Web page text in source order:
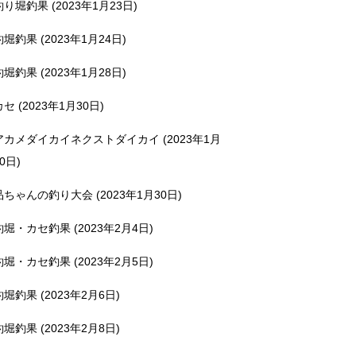
り堀釣果 (2023年1月23日)
堀釣果 (2023年1月24日)
堀釣果 (2023年1月28日)
セ (2023年1月30日)
カメダイカイネクストダイカイ (2023年1月
日)
ちゃんの釣り大会 (2023年1月30日)
堀・カセ釣果 (2023年2月4日)
堀・カセ釣果 (2023年2月5日)
堀釣果 (2023年2月6日)
堀釣果 (2023年2月8日)